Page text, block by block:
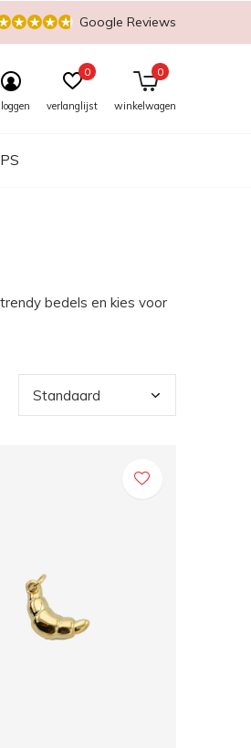
verlanglijst
0
winkelwagen
0
Google Reviews
bedels en kies voor